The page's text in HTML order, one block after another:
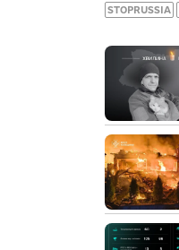
STOPRUSSIA